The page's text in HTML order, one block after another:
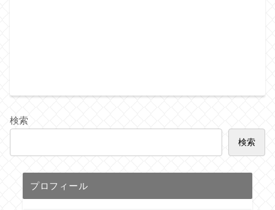
検索
検索
プロフィール